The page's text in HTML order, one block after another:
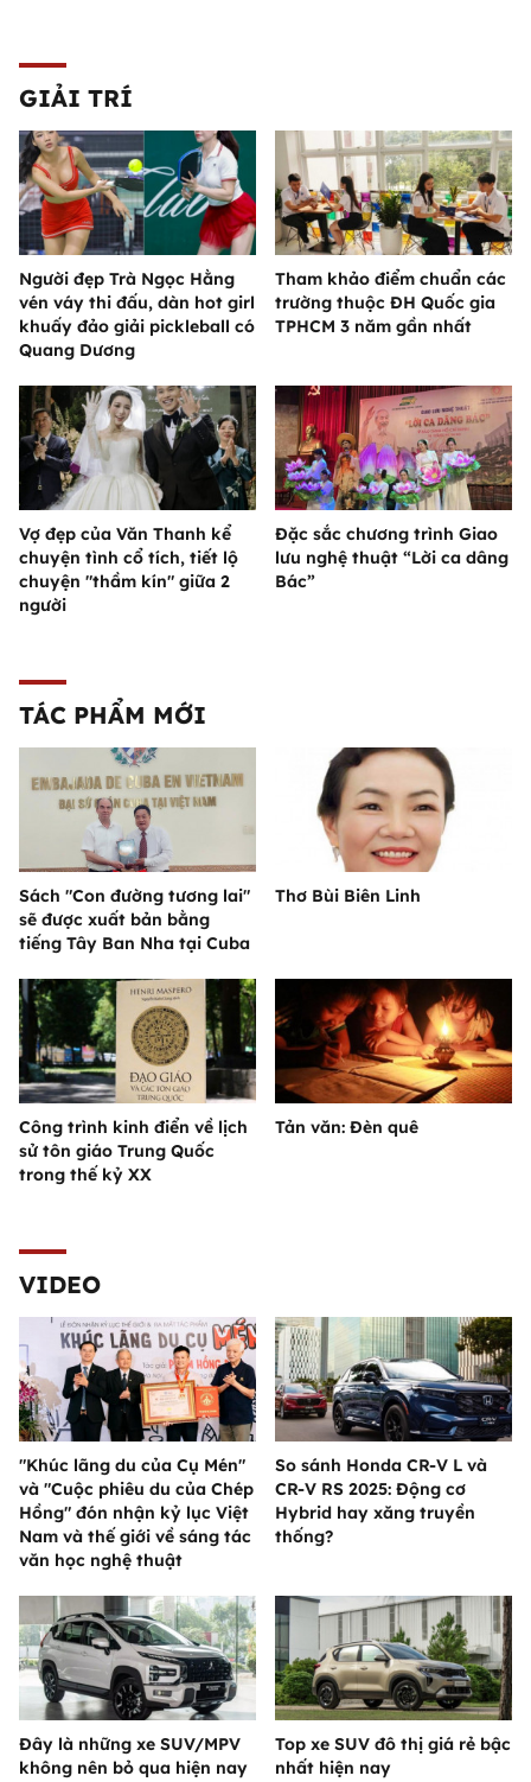
GIẢI TRÍ
Người đẹp Trà Ngọc Hằng
vén váy thi đấu, dàn hot girl
khuấy đảo giải pickleball có
Quang Dương
Tham khảo điểm chuẩn các
trường thuộc ĐH Quốc gia
TPHCM 3 năm gần nhất
Vợ đẹp của Văn Thanh kể
chuyện tình cổ tích, tiết lộ
chuyện "thầm kín" giữa 2
người
Đặc sắc chương trình Giao
lưu nghệ thuật “Lời ca dâng
Bác”
TÁC PHẨM MỚI
Sách "Con đường tương lai"
sẽ được xuất bản bằng
tiếng Tây Ban Nha tại Cuba
Thơ Bùi Biên Linh
Công trình kinh điển về lịch
sử tôn giáo Trung Quốc
trong thế kỷ XX
Tản văn: Đèn quê
VIDEO
"Khúc lãng du của Cụ Mén"
và "Cuộc phiêu du của Chép
Hồng" đón nhận kỷ lục Việt
Nam và thế giới về sáng tác
văn học nghệ thuật
So sánh Honda CR-V L và
CR-V RS 2025: Động cơ
Hybrid hay xăng truyền
thống?
Đây là những xe SUV/MPV
không nên bỏ qua hiện nay
Top xe SUV đô thị giá rẻ bậc
nhất hiện nay